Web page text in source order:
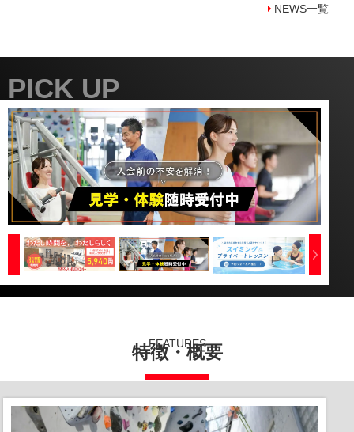
NEWS一覧
PICK UP
FEATURES
特徴・概要